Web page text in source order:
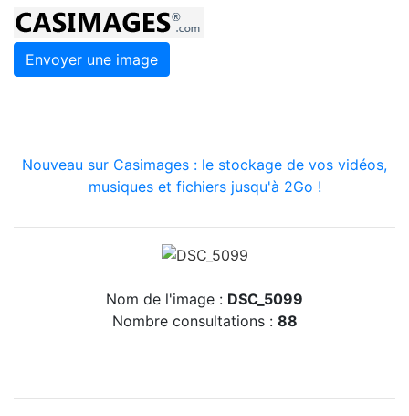
Envoyer une image
Nouveau sur Casimages : le stockage de vos vidéos,
musiques et fichiers jusqu'à 2Go !
Nom de l'image : DSC_5099
Nombre consultations : 88